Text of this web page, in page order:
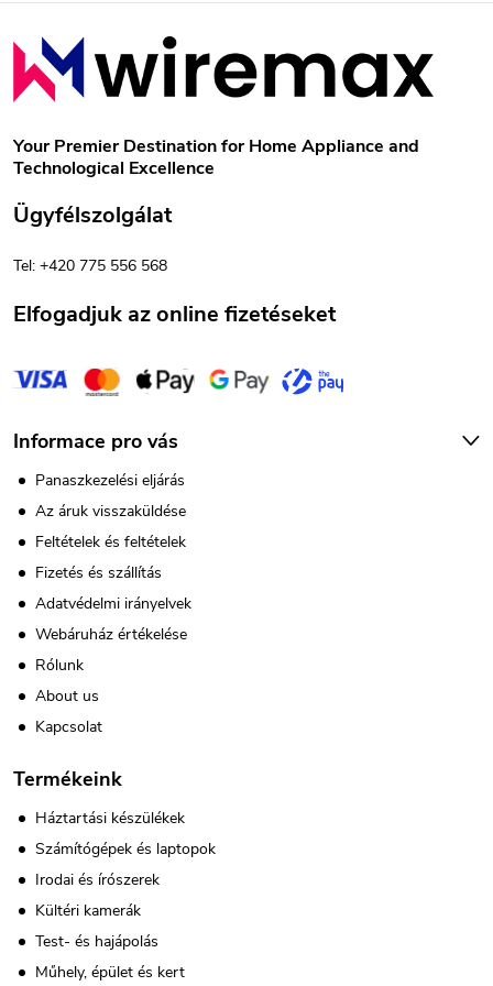
y
í
t
á
s
e
l
e
m
e
i
L
á
b
é
c
Your Premier Destination for Home Appliance and
Technological Excellence
Ügyfélszolgálat
Tel: +420 775 556 568
Elfogadjuk az online fizetéseket
Informace pro vás
Panaszkezelési eljárás
Az áruk visszaküldése
Feltételek és feltételek
Fizetés és szállítás
Adatvédelmi irányelvek
Webáruház értékelése
Rólunk
About us
Kapcsolat
Termékeink
Háztartási készülékek
Számítógépek és laptopok
Irodai és írószerek
Kültéri kamerák
Test- és hajápolás
Műhely, épület és kert